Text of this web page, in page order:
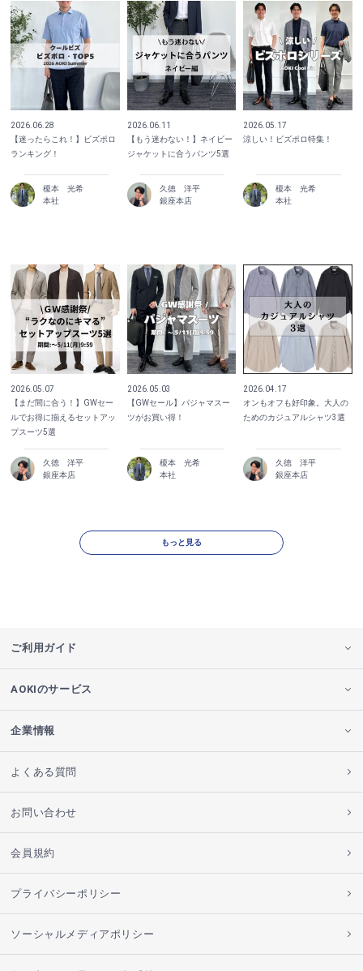
2026.06.28
【迷ったらこれ！】ビズポロ
ランキング！
榎本 光希
本社
2026.06.11
【もう迷わない！】ネイビー
ジャケットに合うパンツ5選
久徳 洋平
銀座本店
2026.05.17
涼しい！ビズポロ特集！
榎本 光希
本社
2026.05.07
【まだ間に合う！】GWセー
ルでお得に揃えるセットアッ
プスーツ5選
久徳 洋平
銀座本店
2026.05.03
【GWセール】パジャマスー
ツがお買い得！
榎本 光希
本社
2026.04.17
オンもオフも好印象。大人の
ためのカジュアルシャツ3選
久徳 洋平
銀座本店
もっと見る
ご利用ガイド
AOKIのサービス
企業情報
よくある質問
お問い合わせ
会員規約
プライバシーポリシー
ソーシャルメディアポリシー